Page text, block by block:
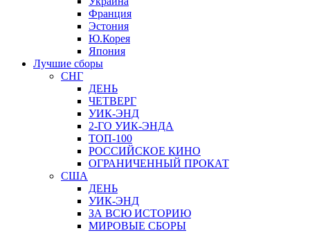
Франция
Эстония
Ю.Корея
Япония
Лучшие сборы
СНГ
ДЕНЬ
ЧЕТВЕРГ
УИК-ЭНД
2-ГО УИК-ЭНДА
ТОП-100
РОССИЙСКОЕ КИНО
ОГРАНИЧЕННЫЙ ПРОКАТ
США
ДЕНЬ
УИК-ЭНД
ЗА ВСЮ ИСТОРИЮ
МИРОВЫЕ СБОРЫ